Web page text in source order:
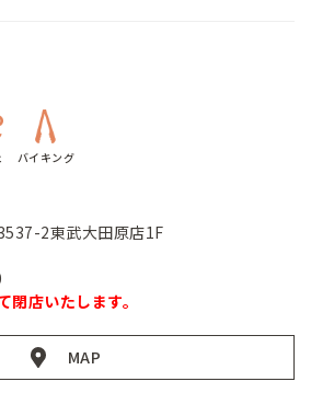
バイキング
2東武大田原店1F
店いたします。
MAP